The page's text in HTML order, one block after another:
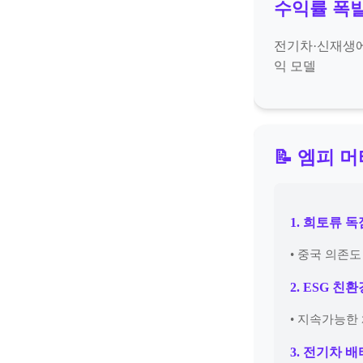
수익률 폭
전기차·신재생
익 모델
📝 엠피
1. 희토류 독
• 중국 의존
2. ESG 친
• 지속가능
3. 전기차 배